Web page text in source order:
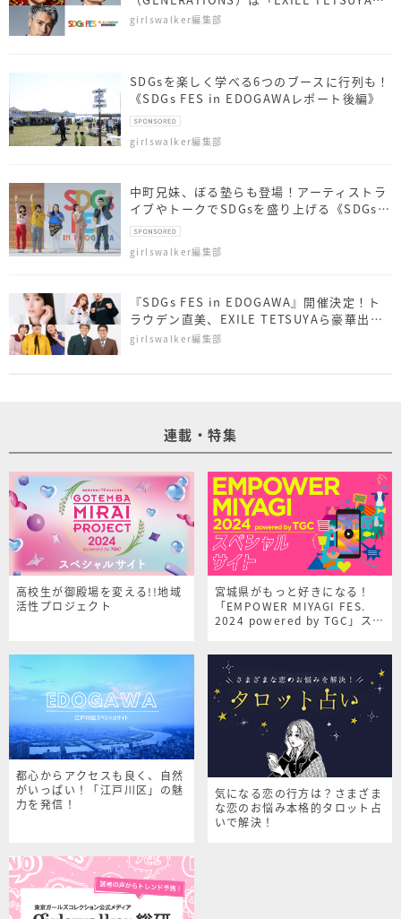
with EXPG」に初参戦 『SDGs FES in
girlswalker編集部
SDGsを楽しく学べる6つのブースに行列も！
《SDGs FES in EDOGAWAレポート後編》
girlswalker編集部
中町兄妹、ぼる塾らも登場！アーティストラ
イブやトークでSDGsを盛り上げる《SDGs
FES in EDOGAWA》
girlswalker編集部
『SDGs FES in EDOGAWA』開催決定！ト
ラウデン直美、EXILE TETSUYAら豪華出演
者を発表
girlswalker編集部
連載・特集
高校生が御殿場を変える!!地域
活性プロジェクト
宮城県がもっと好きになる！
「EMPOWER MIYAGI FES.
2024 powered by TGC」スペ
都心からアクセスも良く、自然
がいっぱい！「江戸川区」の魅
力を発信！
気になる恋の行方は？さまざま
な恋のお悩み本格的タロット占
いで解決！